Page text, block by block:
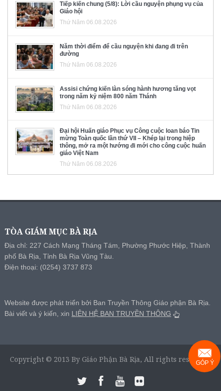
Tiếp kiến chung (5/8): Lời cầu nguyện phụng vụ của
Giáo hội
Thứ Năm 06.08.2026
Năm thời điểm để cầu nguyện khi đang đi trên
đường
Thứ Năm 06.08.2026
Assisi chứng kiến làn sóng hành hương tăng vọt
trong năm kỷ niệm 800 năm Thánh
Thứ Năm 06.08.2026
Đại hội Huấn giáo Phục vụ Công cuộc loan báo Tin
mừng Toàn quốc lần thứ VII – Khép lại trong hiệp
thông, mở ra một hướng đi mới cho công cuộc huấn
giáo Việt Nam
Thứ Năm 06.08.2026
TÒA GIÁM MỤC BÀ RỊA
Địa chỉ: 227 Cách Mạng Tháng Tám, Phường Phước Hiệp, Thành
phố Bà Rịa, Tỉnh Bà Rịa Vũng Tàu.
Điện thoại: (0254) 3737 873
Website được phát triển bởi Ban Truyền Thông Giáo phận Bà Rịa.
Bài viết và ý kiến, xin LIÊN HỆ BAN TRUYỀN THÔNG
Copyright © 2013 By Giáo Phận Bà Rịa, All rights reserved.
GÓP Ý